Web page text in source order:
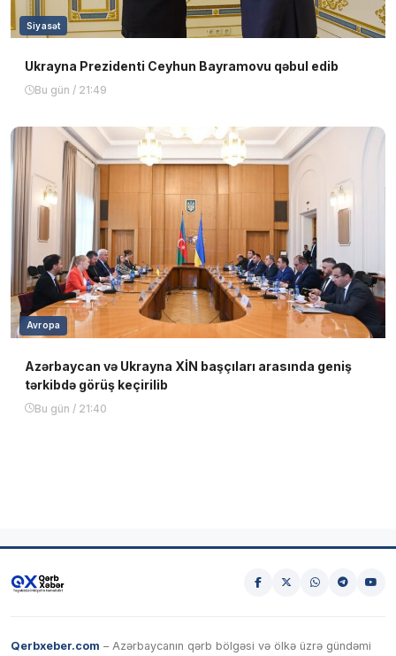
Siyasət
Ukrayna Prezidenti Ceyhun Bayramovu qəbul edib
Bu gün / 21:49
Avropa
Azərbaycan və Ukrayna XİN başçıları arasında geniş
tərkibdə görüş keçirilib
Bu gün / 21:40
Qerbxeber.com – Azərbaycanın qərb bölgəsi və ölkə üzrə gündəmi